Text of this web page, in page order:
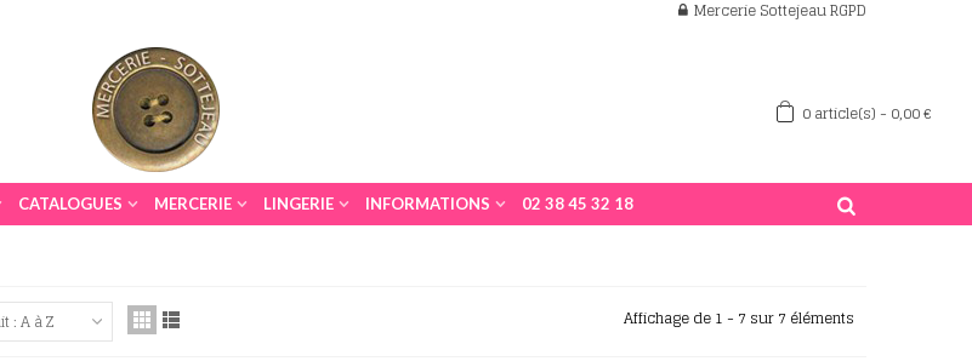
Mercerie Sottejeau RGPD
0article(s) - 0,00 €
CATALOGUES MERCERIE LINGERIE INFORMATIONS 02 38 45 32 18
: A à Z Affichage de 1 - 7 sur 7 éléments